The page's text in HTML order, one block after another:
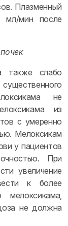
Плазменный
мл/мин после
также слабо
не
из
с умеренно
Мелоксикам
у пациентов
При
увеличение
к более
мелоксикама,
не должна